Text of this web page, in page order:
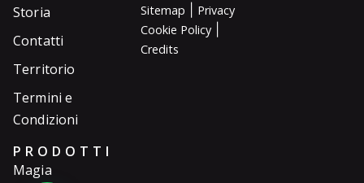
Storia
Contatti
Territorio
Termini e
Condizioni
PRODOTTI
Magia
Sitemap
Privacy
Cookie Policy|
Credits